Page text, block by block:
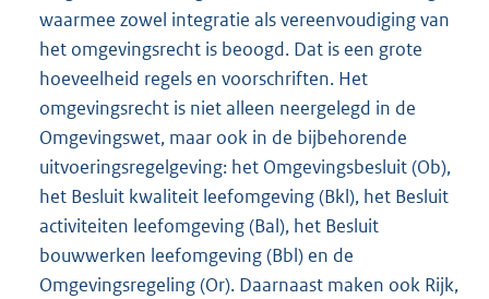
waarmee zowel integratie als vereenvoudiging van
het omgevingsrecht is beoogd. Dat is een grote
hoeveelheid regels en voorschriften. Het
omgevingsrecht is niet alleen neergelegd in de
Omgevingswet, maar ook in de bijbehorende
uitvoeringsregelgeving: het Omgevingsbesluit (Ob),
het Besluit kwaliteit leefomgeving (Bkl), het Besluit
activiteiten leefomgeving (Bal), het Besluit
bouwwerken leefomgeving (Bbl) en de
Omgevingsregeling (Or). Daarnaast maken ook Rijk,